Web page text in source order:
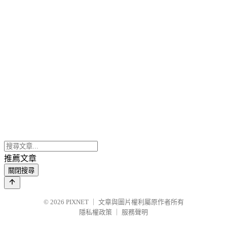
推薦文章
關閉搜尋
© 2026 PIXNET
文章與圖片權利屬原作者所有
隱私權政策
服務聲明